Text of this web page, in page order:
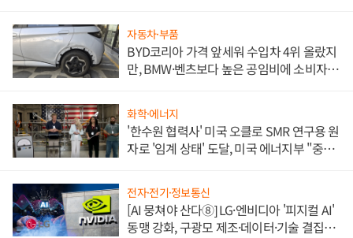
자동차·부품
BYD코리아 가격 앞세워 수입차 4위 올랐지
만, BMW·벤츠보다 높은 공임비에 소비자
화학·에너지
'한수원 협력사' 미국 오클로 SMR 연구용 원
자로 '임계 상태' 도달, 미국 에너지부 "중요
전자·전기·정보통신
[AI 뭉쳐야 산다⑧] LG·엔비디아 '피지컬 AI'
동맹 강화, 구광모 제조·데이터·기술 결집